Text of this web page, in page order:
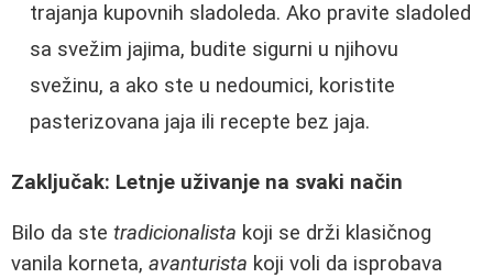
trajanja kupovnih sladoleda. Ako pravite sladoled
sa svežim jajima, budite sigurni u njihovu
svežinu, a ako ste u nedoumici, koristite
pasterizovana jaja ili recepte bez jaja.
Zaključak: Letnje uživanje na svaki način
Bilo da ste tradicionalista koji se drži klasičnog
vanila korneta, avanturista koji voli da isprobava